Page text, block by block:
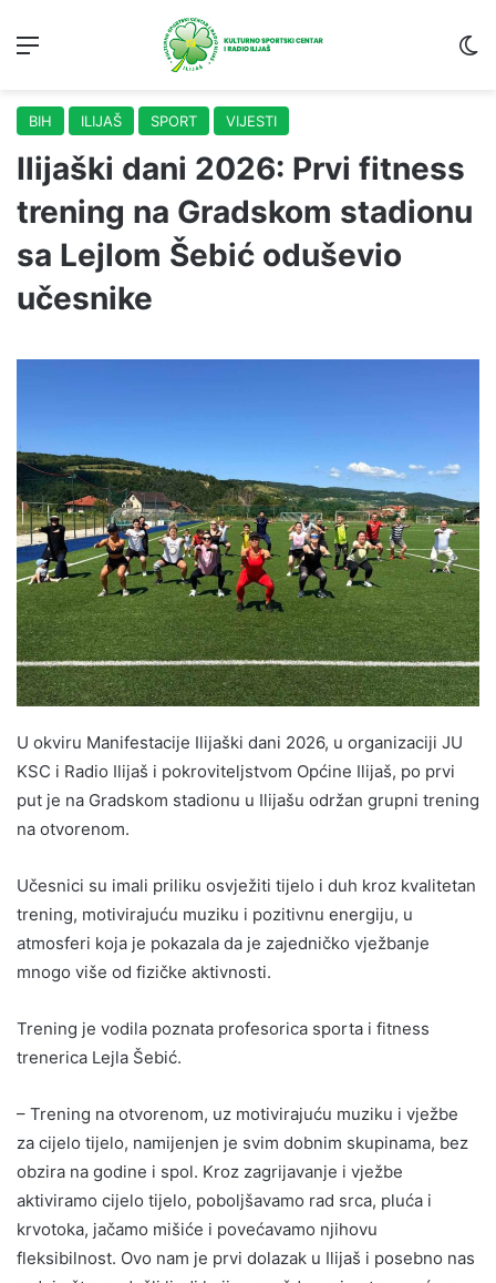
BIH ILIJAŠ SPORT VIJESTI
Ilijaški dani 2026: Prvi fitness
trening na Gradskom stadionu
sa Lejlom Šebić oduševio
učesnike
U okviru Manifestacije Ilijaški dani 2026, u organizaciji JU
KSC i Radio Ilijaš i pokroviteljstvom Općine Ilijaš, po prvi
put je na Gradskom stadionu u Ilijašu održan grupni trening
na otvorenom.
Učesnici su imali priliku osvježiti tijelo i duh kroz kvalitetan
trening, motivirajuću muziku i pozitivnu energiju, u
atmosferi koja je pokazala da je zajedničko vježbanje
mnogo više od fizičke aktivnosti.
Trening je vodila poznata profesorica sporta i fitness
trenerica Lejla Šebić.
– Trening na otvorenom, uz motivirajuću muziku i vježbe
za cijelo tijelo, namijenjen je svim dobnim skupinama, bez
obzira na godine i spol. Kroz zagrijavanje i vježbe
aktiviramo cijelo tijelo, poboljšavamo rad srca, pluća i
krvotoka, jačamo mišiće i povećavamo njihovu
fleksibilnost. Ovo nam je prvi dolazak u Ilijaš i posebno nas